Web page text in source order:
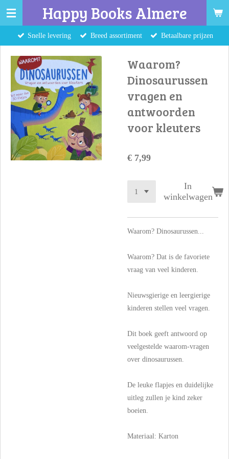
Ga
naar
hoofdinhoud
Happy Books Almere
Snelle levering Breed assortiment Betaalbare prijzen
Waarom?
Dinosaurussen
vragen en
antwoorden
voor kleuters
€ 7,99
In
winkelwagen
Waarom? Dinosaurussen...
Waarom? Dat is de favoriete
vraag van veel kinderen.
Nieuwsgierige en leergierige
kinderen stellen veel vragen.
Dit boek geeft antwoord op
veelgestelde waarom-vragen
over dinosaurussen.
De leuke flapjes en duidelijke
uitleg zullen je kind zeker
boeien.
Materiaal: Karton